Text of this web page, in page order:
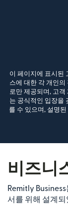
이 페이지에 표시된
스에 대한 각 개인의
로만 제공되며, 고
는 공식적인 입장을
를 수 있으며, 설명
비즈니
Remitly
서를 위해 설계되